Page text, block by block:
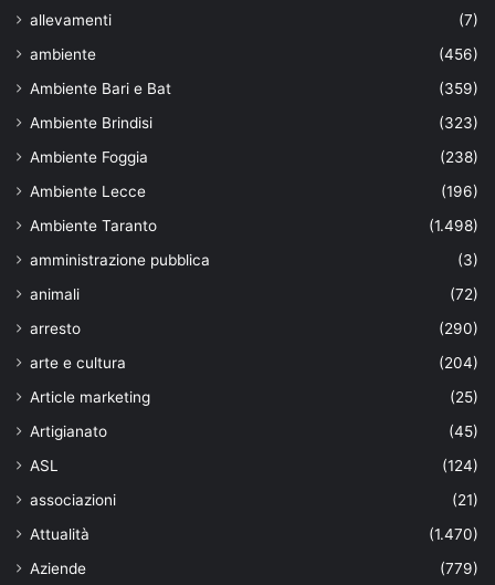
allevamenti
(7)
ambiente
(456)
Ambiente Bari e Bat
(359)
Ambiente Brindisi
(323)
Ambiente Foggia
(238)
Ambiente Lecce
(196)
Ambiente Taranto
(1.498)
amministrazione pubblica
(3)
animali
(72)
arresto
(290)
arte e cultura
(204)
Article marketing
(25)
Artigianato
(45)
ASL
(124)
associazioni
(21)
Attualità
(1.470)
Aziende
(779)